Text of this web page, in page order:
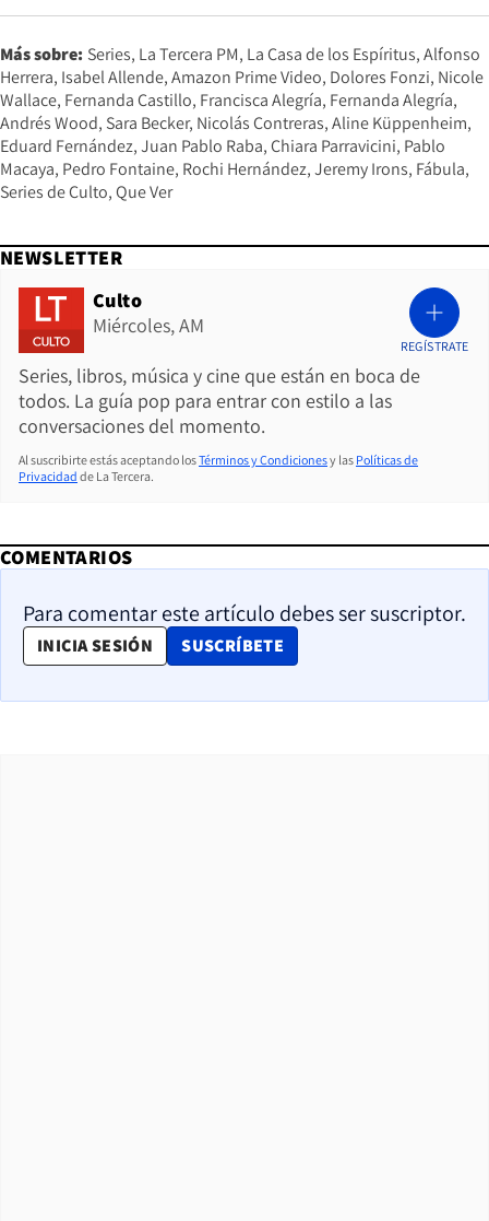
Más sobre: Series La Tercera PM La Casa de los Espíritus Alfonso
Herrera Isabel Allende Amazon Prime Video Dolores Fonzi Nicole
Wallace Fernanda Castillo Francisca Alegría Fernanda Alegría
Andrés Wood Sara Becker Nicolás Contreras Aline Küppenheim
Eduard Fernández Juan Pablo Raba Chiara Parravicini Pablo
Macaya Pedro Fontaine Rochi Hernández Jeremy Irons Fábula
Series de Culto Que Ver
NEWSLETTER
Culto
Miércoles, AM
Series, libros, música y cine que están en boca de
todos. La guía pop para entrar con estilo a las
conversaciones del momento.
REGÍSTRATE
Al suscribirte estás aceptando losTérminos y Condicionesy las Políticas de
Privacidad de La Tercera.
COMENTARIOS
Para comentar este artículo debes ser suscriptor.
INICIA SESIÓN SUSCRÍBETE
OPENS IN NEW WINDOW